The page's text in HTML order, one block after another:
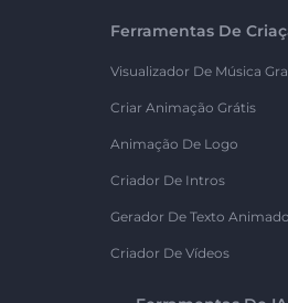
Ferramentas De
Visualizador De Música
Criar Animação Grátis
Animação De Logo
Criador De Intros
Gerador De Texto Animado
Criador De Vídeos